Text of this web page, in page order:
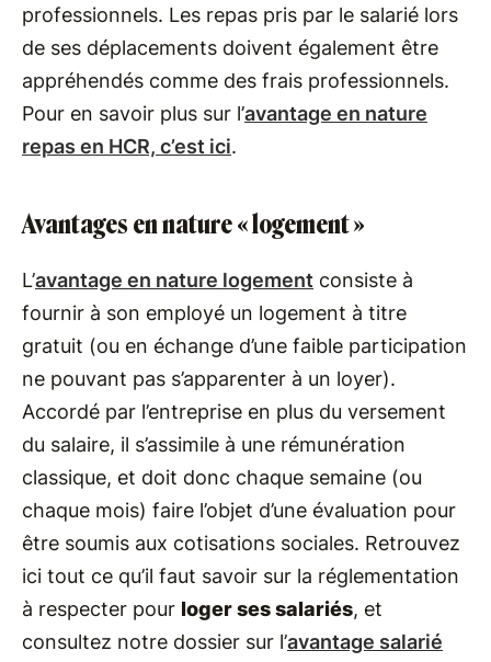
professionnels. Les repas pris par le salarié lors
de ses déplacements doivent également être
appréhendés comme des frais professionnels.
Pour en savoir plus sur l’avantage en nature
repas en HCR, c’est ici.
Avantages en nature « logement »
L’avantage en nature logement consiste à
fournir à son employé un logement à titre
gratuit (ou en échange d’une faible participation
ne pouvant pas s’apparenter à un loyer).
Accordé par l’entreprise en plus du versement
du salaire, il s’assimile à une rémunération
classique, et doit donc chaque semaine (ou
chaque mois) faire l’objet d’une évaluation pour
être soumis aux cotisations sociales. Retrouvez
ici tout ce qu’il faut savoir sur la réglementation
à respecter pour loger ses salariés, et
consultez notre dossier sur l’avantage salarié